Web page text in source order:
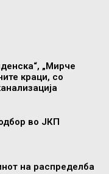
„Мирче
краци, со
во ЈКП
на распределба